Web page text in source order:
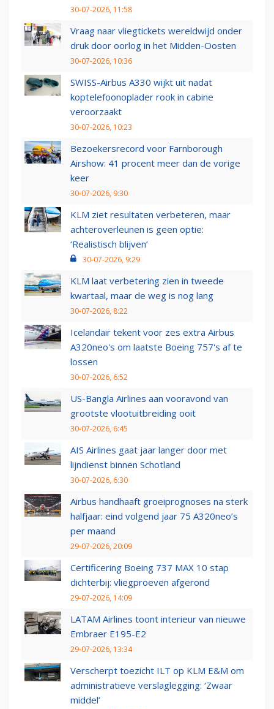
30-07-2026, 11:58
Vraag naar vliegtickets wereldwijd onder
druk door oorlog in het Midden-Oosten
30-07-2026, 10:36
SWISS-Airbus A330 wijkt uit nadat
koptelefoonoplader rook in cabine
veroorzaakt
30-07-2026, 10:23
Bezoekersrecord voor Farnborough
Airshow: 41 procent meer dan de vorige
keer
30-07-2026, 9:30
KLM ziet resultaten verbeteren, maar
achteroverleunen is geen optie:
‘Realistisch blijven’
30-07-2026, 9:29
KLM laat verbetering zien in tweede
kwartaal, maar de weg is nog lang
30-07-2026, 8:22
Icelandair tekent voor zes extra Airbus
A320neo's om laatste Boeing 757's af te
lossen
30-07-2026, 6:52
US-Bangla Airlines aan vooravond van
grootste vlootuitbreiding ooit
30-07-2026, 6:45
AIS Airlines gaat jaar langer door met
lijndienst binnen Schotland
30-07-2026, 6:30
Airbus handhaaft groeiprognoses na sterk
halfjaar: eind volgend jaar 75 A320neo’s
per maand
29-07-2026, 20:09
Certificering Boeing 737 MAX 10 stap
dichterbij: vliegproeven afgerond
29-07-2026, 14:09
LATAM Airlines toont interieur van nieuwe
Embraer E195-E2
29-07-2026, 13:34
Verscherpt toezicht ILT op KLM E&M om
administratieve verslaglegging: ‘Zwaar
middel’